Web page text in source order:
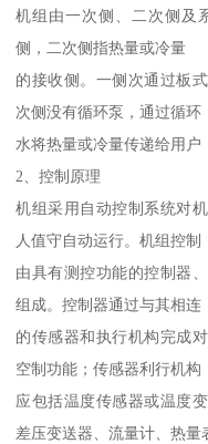
机组由一次侧、二次侧及
侧，二次侧指热量或冷量
的接收侧。一侧次通过板
次侧没有循环泵，通过循环
水将热量或冷量传递给用户
2、控制原理
机组采用自动控制系统对
人值守自动运行。机组控制
由具有测控功能的控制器
组成。控制器通过与其相连
的传感器和执行机构完成
空制功能；传感器利行机构
应包括温度传感器或温度
差压变送器、流量计、热量